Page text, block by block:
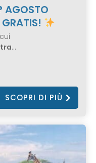
…
SCOPRI DI PIÙ